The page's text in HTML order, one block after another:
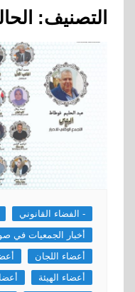
التصنيف:
- الفضاء القانوني
أخبار الجمعيات في
أعضاء اللجان
أعضاء الهيئة